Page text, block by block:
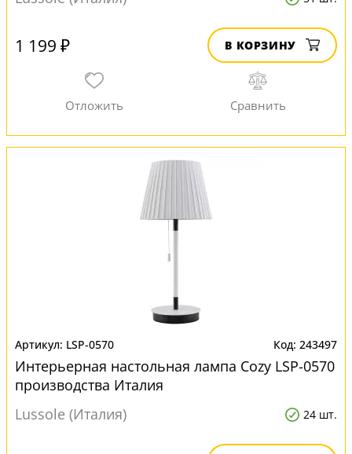
1 199 ₽ В КОРЗИНУ
LSP-0570 243497
Интерьерная настольная лампа Cozy LSP-0570
производства Италия
Lussole (Италия)
24 шт.